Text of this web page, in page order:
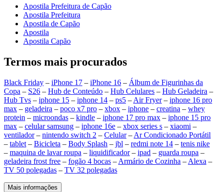
Apostila Prefeitura de Capão
Apostila Prefeitura
Apostila de Capão
Apostila
Apostila Capão
Termos mais procurados
Black Friday – iPhone 17 – iPhone 16 – Álbum de Figurinhas da
Copa – S26 – Hub de Conteúdo – Hub Celulares – Hub Geladeira –
Hub Tvs – iphone 15 – iphone 14 – ps5 – Air Fryer– iphone 16 pro
max – geladeira – poco x7 pro – xbox – iphone – creatina – whey
protein – microondas – kindle – iphone 17 pro max – iphone 15 pro
max – celular samsung – iphone 16e – xbox series s – xiaomi –
ventilador– nintendo switch 2 – Celular– Ar Condicionado Portátil
– tablet – Bicicleta – Body Splash – jbl – redmi note 14 – tenis nike
– maquina de lavar roupa – liquidificador– ipad – guarda roupa –
geladeira frost free – fogão 4 bocas – Armário de Cozinha – Alexa –
TV 50 polegadas – TV 32 polegadas
Mais informações